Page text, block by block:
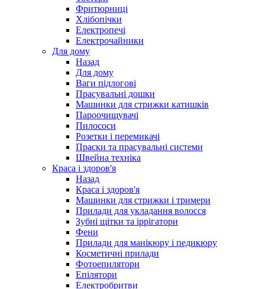
Фритюрниці
Хлібопічки
Електропечі
Електрочайники
Для дому
Назад
Для дому
Ваги підлогові
Прасувальні дошки
Машинки для стрижки катишків
Пароочищувачі
Пилососи
Розетки і перемикачі
Праски та прасувальні системи
Швейна техніка
Краса і здоров'я
Назад
Краса і здоров'я
Машинки для стрижки і тримери
Прилади для укладання волосся
Зубні щітки та іррігатори
Фени
Прилади для манікюру і педикюру
Косметичні прилади
Фотоепилятори
Епілятори
Електробритви